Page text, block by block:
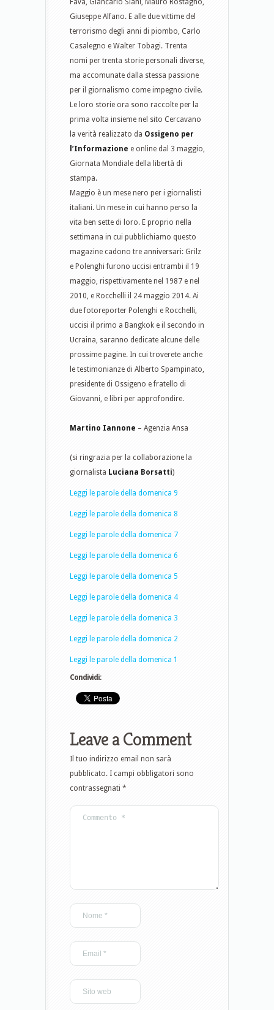
Giuseppe Alfano. E alle due vittime del
terrorismo degli anni di piombo, Carlo
Casalegno e Walter Tobagi. Trenta
nomi per trenta storie personali diverse,
ma accomunate dalla stessa passione
per il giornalismo come impegno civile.
Le loro storie ora sono raccolte per la
prima volta insieme nel sito Cercavano
la verità realizzato da Ossigeno per
l’Informazione e online dal 3 maggio,
Giornata Mondiale della libertà di
stampa.
Maggio è un mese nero per i giornalisti
italiani. Un mese in cui hanno perso la
vita ben sette di loro. E proprio nella
settimana in cui pubblichiamo questo
magazine cadono tre anniversari: Grilz
e Polenghi furono uccisi entrambi il 19
maggio, rispettivamente nel 1987 e nel
2010, e Rocchelli il 24 maggio 2014. Ai
due fotoreporter Polenghi e Rocchelli,
uccisi il primo a Bangkok e il secondo in
Ucraina, saranno dedicate alcune delle
prossime pagine. In cui troverete anche
le testimonianze di Alberto Spampinato,
presidente di Ossigeno e fratello di
Giovanni, e libri per approfondire.
Martino Iannone – Agenzia Ansa
(si ringrazia per la collaborazione la
giornalista Luciana Borsatti)
Leggi le parole della domenica 9
Leggi le parole della domenica 8
Leggi le parole della domenica 7
Leggi le parole della domenica 6
Leggi le parole della domenica 5
Leggi le parole della domenica 4
Leggi le parole della domenica 3
Leggi le parole della domenica 2
Leggi le parole della domenica 1
Condividi:
Leave a Comment
Il tuo indirizzo email non sarà
pubblicato. I campi obbligatori sono
contrassegnati *